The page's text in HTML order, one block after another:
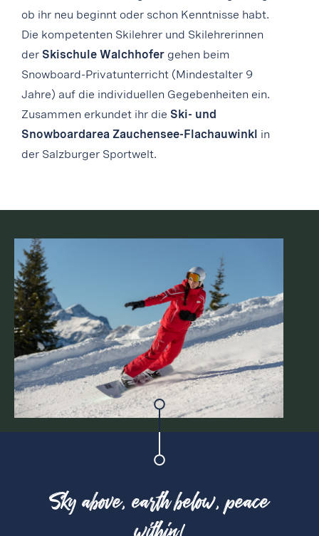
ob ihr neu beginnt oder schon Kenntnisse habt.
Die kompetenten Skilehrer und Skilehrerinnen
der Skischule Walchhofer gehen beim
Snowboard-Privatunterricht (Mindestalter 9
Jahre) auf die individuellen Gegebenheiten ein.
Zusammen erkundet ihr die Ski- und
Snowboardarea Zauchensee-Flachauwinkl in
der Salzburger Sportwelt.
Sky above, earth below, peace